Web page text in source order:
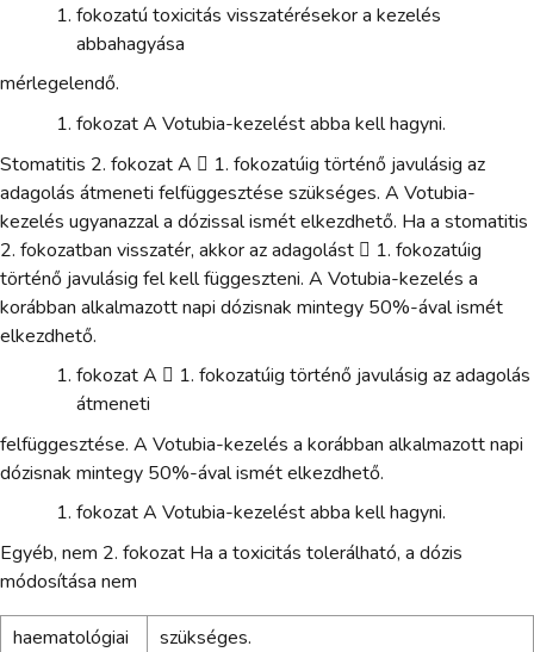
fokozatú toxicitás visszatérésekor a kezelés
abbahagyása
mérlegelendő.
fokozat A Votubia-kezelést abba kell hagyni.
Stomatitis 2. fokozat A  1. fokozatúig történő javulásig az
adagolás átmeneti felfüggesztése szükséges. A Votubia-
kezelés ugyanazzal a dózissal ismét elkezdhető. Ha a stomatitis
2. fokozatban visszatér, akkor az adagolást  1. fokozatúig
történő javulásig fel kell függeszteni. A Votubia-kezelés a
korábban alkalmazott napi dózisnak mintegy 50%-ával ismét
elkezdhető.
fokozat A  1. fokozatúig történő javulásig az adagolás
átmeneti
felfüggesztése. A Votubia-kezelés a korábban alkalmazott napi
dózisnak mintegy 50%-ával ismét elkezdhető.
fokozat A Votubia-kezelést abba kell hagyni.
Egyéb, nem 2. fokozat Ha a toxicitás tolerálható, a dózis
módosítása nem
haematológiai
szükséges.